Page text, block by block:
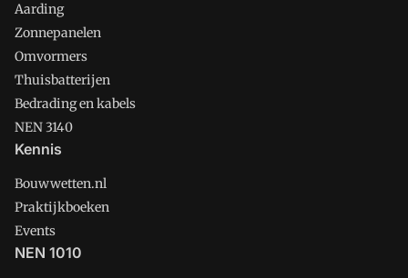
Aarding
Zonnepanelen
Omvormers
Thuisbatterijen
Bedrading en kabels
NEN 3140
Kennis
Bouwwetten.nl
Praktijkboeken
Events
NEN 1010